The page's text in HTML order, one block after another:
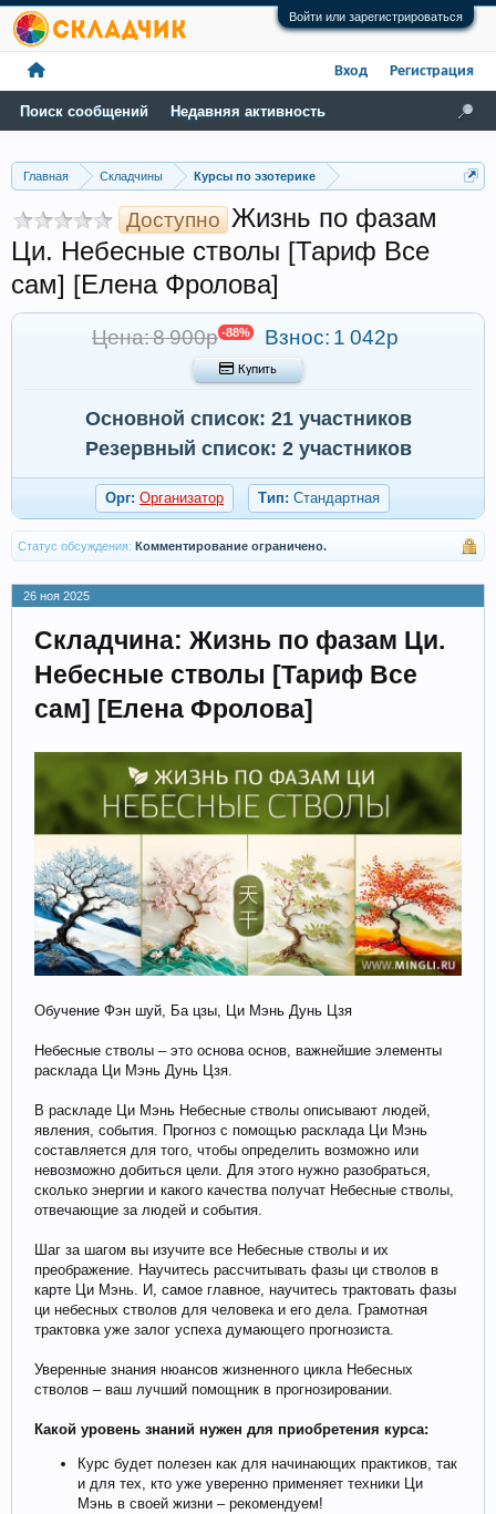
Войти или зарегистрироваться
Главная Складчины Курсы по эзотерике
Доступно Жизнь по фазам
Ци. Небесные стволы [Тариф Все
сам] [Елена Фролова]
Цена: 8 900р -88% Взнос: 1 042р
 Купить
Основной список: 21 участников
Резервный список: 2 участников
Орг: Организатор Тип: Стандартная
Статус обсуждения: Комментирование ограничено.
26 ноя 2025
Складчина: Жизнь по фазам Ци.
Небесные стволы [Тариф Все
сам] [Елена Фролова]
Обучение Фэн шуй, Ба цзы, Ци Мэнь Дунь Цзя
Небесные стволы – это основа основ, важнейшие элементы
расклада Ци Мэнь Дунь Цзя.
В раскладе Ци Мэнь Небесные стволы описывают людей,
явления, события. Прогноз с помощью расклада Ци Мэнь
составляется для того, чтобы определить возможно или
невозможно добиться цели. Для этого нужно разобраться,
сколько энергии и какого качества получат Небесные стволы,
отвечающие за людей и события.
Шаг за шагом вы изучите все Небесные стволы и их
преображение. Научитесь рассчитывать фазы ци стволов в
карте Ци Мэнь. И, самое главное, научитесь трактовать фазы
ци небесных стволов для человека и его дела. Грамотная
трактовка уже залог успеха думающего прогнозиста.
Уверенные знания нюансов жизненного цикла Небесных
стволов – ваш лучший помощник в прогнозировании.
Какой уровень знаний нужен для приобретения курса:
Курс будет полезен как для начинающих практиков, так
и для тех, кто уже уверенно применяет техники Ци
Мэнь в своей жизни – рекомендуем!
Поиск сообщений Недавняя активность
Вход Регистрация